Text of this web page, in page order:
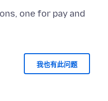
one for pay and
我也有此问题